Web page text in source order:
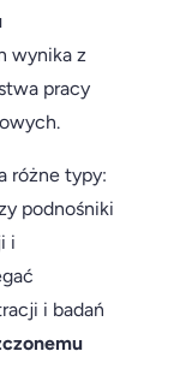
wynika z
pracy
różne typy:
podnośniki
i
i badań